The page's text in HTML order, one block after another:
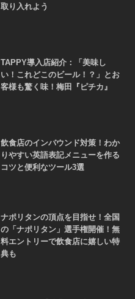
取り入れよう
TAPPY導入店紹介：「美味し
い！これどこのビール！？」とお
客様も驚く味！梅田『ピチカ』
飲食店のインバウンド対策！わか
りやすい英語表記メニューを作る
コツと便利なツール3選
ナポリタンの頂点を目指せ！全国
の「ナポリタン」選手権開催！無
料エントリーで飲食店に嬉しい特
典も